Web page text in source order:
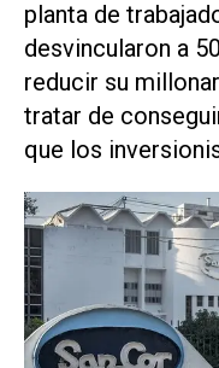
planta de
desvincularon a
reducir su
tratar de
que los